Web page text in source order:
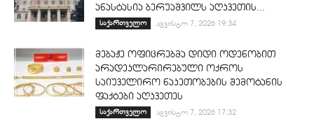
ანასტასია ბერუაშვილს აღკვეთის...
საქართველო აგვისტო 7, 2026 19:34
მებაჟე ოფიცრებმა დიდი ოდენობით
არადეკლარირებული ოქროს
საიუველირო ნაკეთობების შემოტანის
ფაქტები აღკვეთეს
საქართველო აგვისტო 7, 2026 17:32